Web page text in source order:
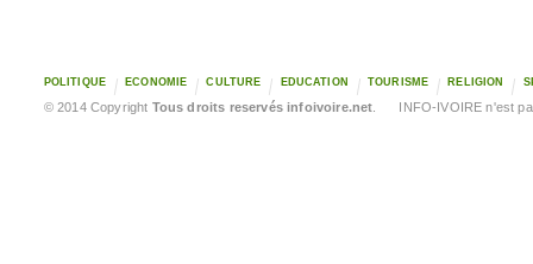
POLITIQUE ECONOMIE CULTURE EDUCATION TOURISME RELIGION
© 2014 Copyright Tous droits reservés infoivoire.net . INFO-IVOIRE n'est